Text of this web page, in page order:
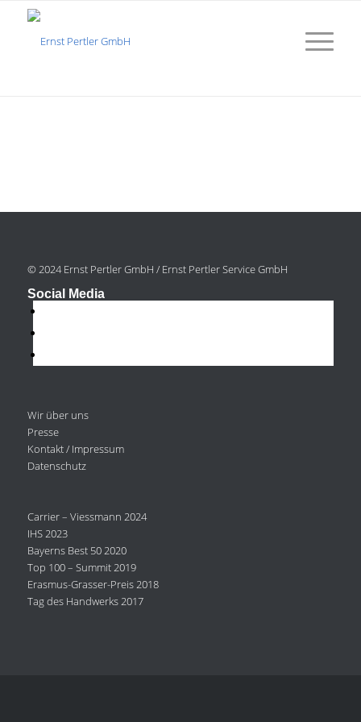
© 2024 Ernst Pertler GmbH / Ernst Pertler Service GmbH
Social Media
Wir über uns
Presse
Kontakt / Impressum
Datenschutz
Carrier – Viessmann 2024
IHS 2023
Bayerns Best 50 2020
Top 100 – Summit 2019
Erasmus-Grasser-Preis 2018
Tag des Handwerks 2017